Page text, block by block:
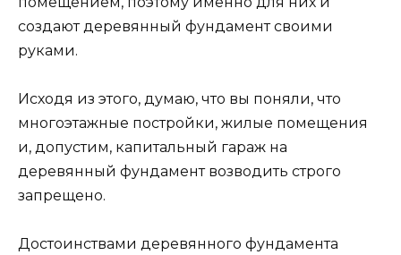
создают деревянный фундамент своими
руками.
Исходя из этого, думаю, что вы поняли, что
многоэтажные постройки, жилые помещения
и, допустим, капитальный гараж на
деревянный фундамент возводить строго
запрещено.
Достоинствами деревянного фундамента